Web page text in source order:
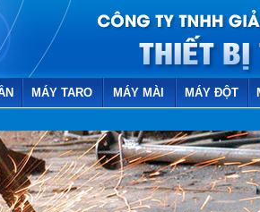
MÁY TARO MÁY MÀI MÁY ĐỘT